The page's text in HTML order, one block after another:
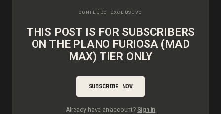
THIS POST IS FOR SUBSCRIBERS
ON THE PLANO FURIOSA (MAD
MAX) TIER ONLY
SUBSCRIBE NOW
Already have an account? Sign in